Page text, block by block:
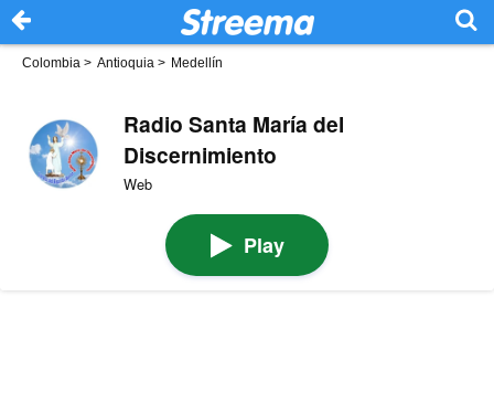
Colombia > Antioquia > Medellín
Radio Santa María del
Discernimiento
Web
Play